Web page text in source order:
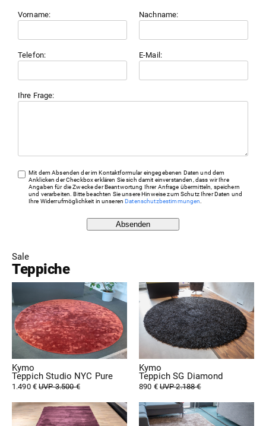
Vorname: Nachname:
Telefon: E-Mail:
Ihre Frage:
Mit dem Absenden der im Kontaktformular eingegebenen Daten und dem
Anklicken der Checkbox erklären Sie sich damit einverstanden, dass wir Ihre
Angaben für die Zwecke der Beantwortung Ihrer Anfrage übermitteln, speichern
und verarbeiten. Bitte beachten Sie unsere Hinweise zum Schutz Ihrer Daten und
Ihre Widerrufmöglichkeit in unserenDatenschutzbestimmungen
Absenden
Sale
Teppiche
Kymo
Teppich Studio NYC Pure
1.490 €UVP 3.500 €
Kymo
Teppich SG Diamond
890 €UVP 2.188 €